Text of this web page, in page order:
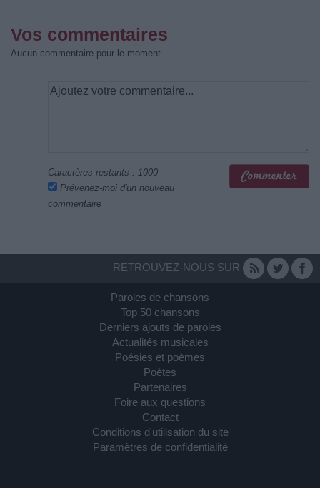
Vos commentaires
Aucun commentaire pour le moment
Caractères restants : 1000
Prévenez-moi d'un nouveau
commentaire
RETROUVEZ-NOUS SUR
Paroles de chansons
Top 50 chansons
Derniers ajouts de paroles
Actualités musicales
Poésies et poèmes
Poètes
Partenaires
Foire aux questions
Contact
Conditions d'utilisation du site
Paramètres de confidentialité